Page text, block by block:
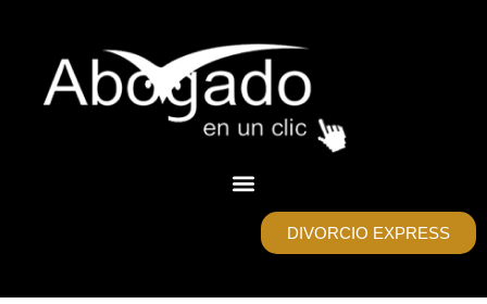
DIVORCIO EXPRESS